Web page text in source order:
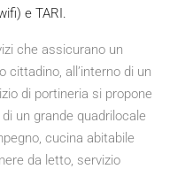
e TARI.
che assicurano un
cittadino, all’interno di un
di portineria si propone
un grande quadrilocale
cucina abitabile
da letto, servizio